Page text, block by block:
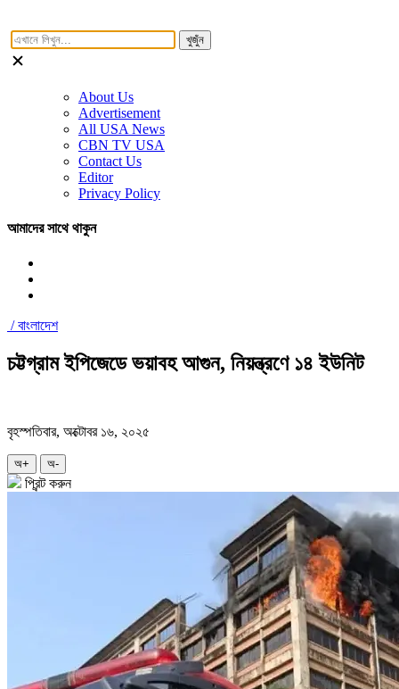
খুজুঁন
About Us
Advertisement
All USA News
CBN TV USA
Contact Us
Editor
Privacy Policy
আমাদের সাথে থাকুন
/বাংলাদেশ
চট্টগ্রাম ইপিজেডে ভয়াবহ আগুন, নিয়ন্ত্রণে ১৪ ইউনিট
বৃহস্পতিবার, অক্টোবর ১৬, ২০২৫
অ+ অ-
প্রিন্ট করুন